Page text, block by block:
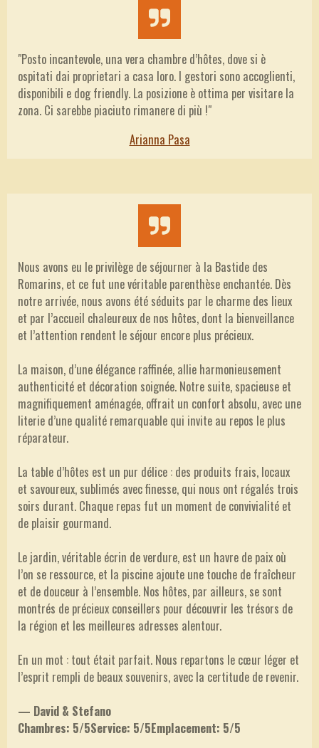
"Posto incantevole, una vera chambre d’hôtes, dove si è
ospitati dai proprietari a casa loro. I gestori sono accoglienti,
disponibili e dog friendly. La posizione è ottima per visitare la
zona. Ci sarebbe piaciuto rimanere di più !"
Arianna Pasa
Nous avons eu le privilège de séjourner à la Bastide des
Romarins, et ce fut une véritable parenthèse enchantée. Dès
notre arrivée, nous avons été séduits par le charme des lieux
et par l’accueil chaleureux de nos hôtes, dont la bienveillance
et l’attention rendent le séjour encore plus précieux.
La maison, d’une élégance raffinée, allie harmonieusement
authenticité et décoration soignée. Notre suite, spacieuse et
magnifiquement aménagée, offrait un confort absolu, avec une
literie d’une qualité remarquable qui invite au repos le plus
réparateur.
La table d’hôtes est un pur délice : des produits frais, locaux
et savoureux, sublimés avec finesse, qui nous ont régalés trois
soirs durant. Chaque repas fut un moment de convivialité et
de plaisir gourmand.
Le jardin, véritable écrin de verdure, est un havre de paix où
l’on se ressource, et la piscine ajoute une touche de fraîcheur
et de douceur à l’ensemble. Nos hôtes, par ailleurs, se sont
montrés de précieux conseillers pour découvrir les trésors de
la région et les meilleures adresses alentour.
En un mot : tout était parfait. Nous repartons le cœur léger et
l’esprit rempli de beaux souvenirs, avec la certitude de revenir.
— David & Stefano
Chambres: 5/5Service: 5/5Emplacement: 5/5